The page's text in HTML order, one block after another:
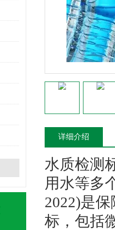
详细介绍
水质检测
用水等多
2022)是
标，包括